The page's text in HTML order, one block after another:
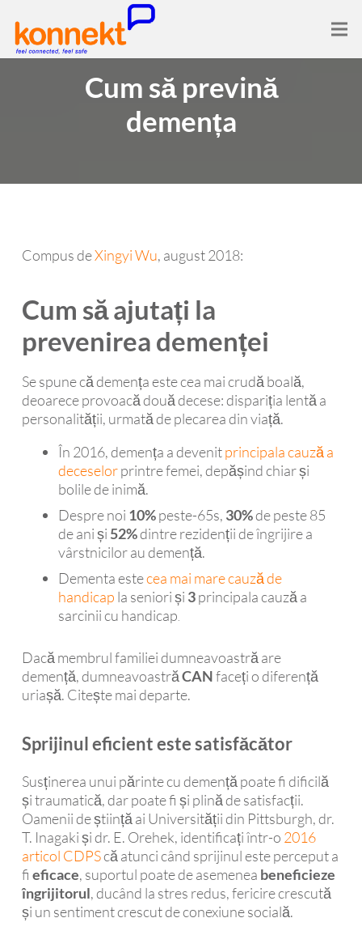
Cum să prevină
demența
Compus deXingyi Wu, august 2018:
Cum să ajutați la
prevenirea demenței
Se spune că demența este cea mai crudă boală,
deoarece provoacă două decese: dispariția lentă a
personalității, urmată de plecarea din viață.
În 2016, demența a devenitprincipala cauză a
deceselorprintre femei, depășind chiar și
bolile de inimă.
Despre noi 10%peste-65s, 30%de peste 85
de ani și 52%dintre rezidenții de îngrijire a
vârstnicilor au demență.
Dementa estecea mai mare cauză de
handicap la seniori și 3principala cauză a
sarcinii cu handicap.
Dacă membrul familiei dumneavoastră are
demență, dumneavoastrăCANfaceți o diferență
uriașă. Citește mai departe.
Sprijinul eficient este satisfăcător
Susținerea unui părinte cu demență poate fi dificilă
și traumatică, dar poate fi și plină de satisfacții.
Oamenii de știință ai Universității din Pittsburgh, dr.
T. Inagaki și dr. E. Orehek, identificați într-o 2016
articol CDPScă atunci când sprijinul este perceput a
fi eficace, suportul poate de asemenea beneficieze
îngrijitorul, ducând la stres redus, fericire crescută
și un sentiment crescut de conexiune socială.